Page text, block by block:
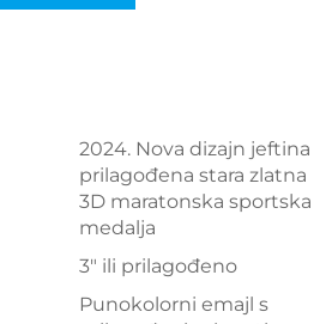
2024. Nova dizajn jeftina
prilagođena stara zlatna
3D maratonska sportska
medalja
3" ili prilagođeno
Punokolorni emajl s